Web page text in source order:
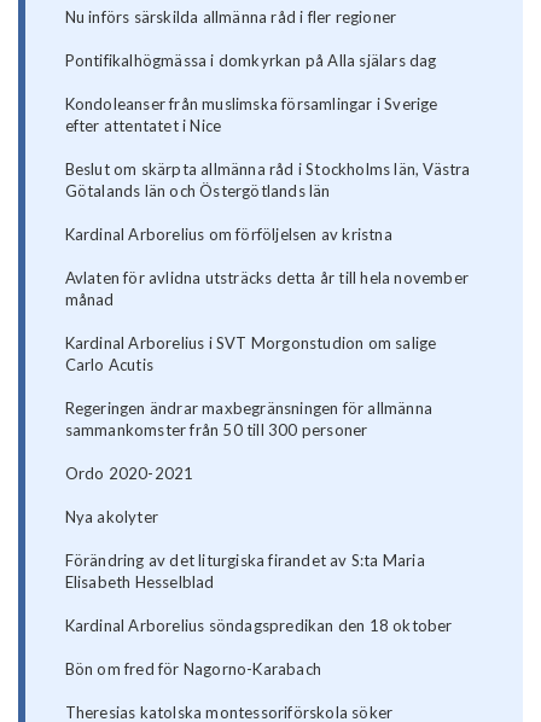
Nu införs särskilda allmänna råd i fler regioner
Pontifikalhögmässa i domkyrkan på Alla själars dag
Kondoleanser från muslimska församlingar i Sverige
efter attentatet i Nice
Beslut om skärpta allmänna råd i Stockholms län, Västra
Götalands län och Östergötlands län
Kardinal Arborelius om förföljelsen av kristna
Avlaten för avlidna utsträcks detta år till hela november
månad
Kardinal Arborelius i SVT Morgonstudion om salige
Carlo Acutis
Regeringen ändrar maxbegränsningen för allmänna
sammankomster från 50 till 300 personer
Ordo 2020-2021
Nya akolyter
Förändring av det liturgiska firandet av S:ta Maria
Elisabeth Hesselblad
Kardinal Arborelius söndagspredikan den 18 oktober
Bön om fred för Nagorno-Karabach
Theresias katolska montessoriförskola söker